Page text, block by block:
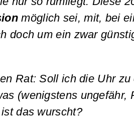
möglich sei, mit, bei
doch um ein zwar
Rat: Soll ich die Uhr
(wenigstens
das wurscht?